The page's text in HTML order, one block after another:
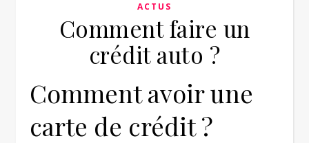
ACTUS
Comment faire un
crédit auto ?
Comment avoir une
carte de crédit ?